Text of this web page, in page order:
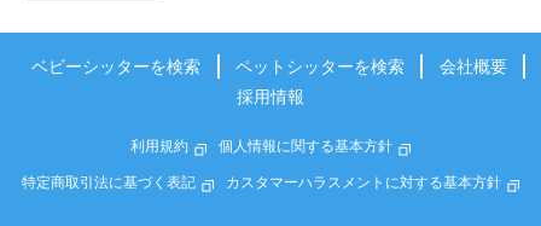
ベビーシッターを検索 ペットシッターを検索
会社概要
採用情報
利用規約 個人情報に関する基本方針
特定商取引法に基づく表記 カスタマーハラスメントに対する基本方針